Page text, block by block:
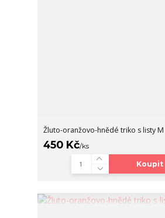
Žluto-oranžovo-hnědé triko s listy M
450 Kč/ks
Koupit